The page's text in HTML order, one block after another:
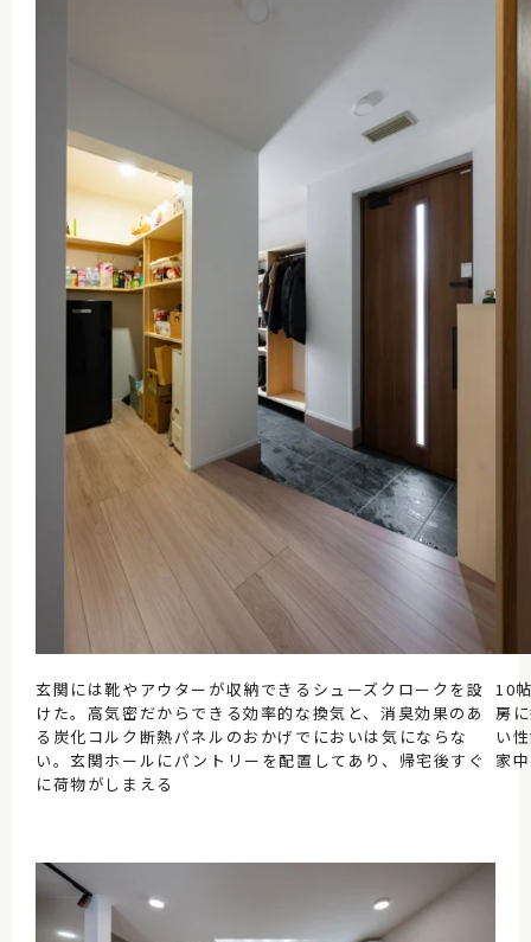
玄関には靴やアウターが収納できるシューズクロークを設
けた。高気密だからできる効率的な換気と、消臭効果のあ
る炭化コルク断熱パネルのおかげでにおいは気にならな
い。玄関ホールにパントリーを配置してあり、帰宅後すぐ
に荷物がしまえる
10
房
い
家